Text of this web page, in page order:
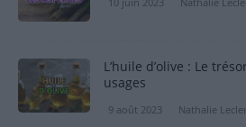
L’huile d’olive : Le
usages
9 août 2023 Nathalie